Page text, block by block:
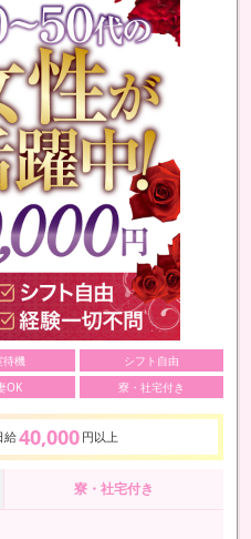
待機
シフト自由
OK 寮・社宅付き
給40,000 円以上
寮・社宅付き